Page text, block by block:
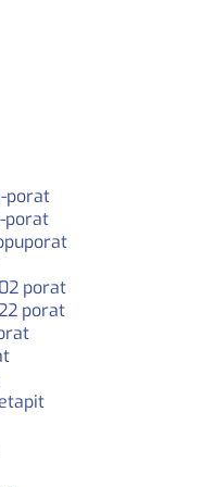
porat
porat
porat
porat